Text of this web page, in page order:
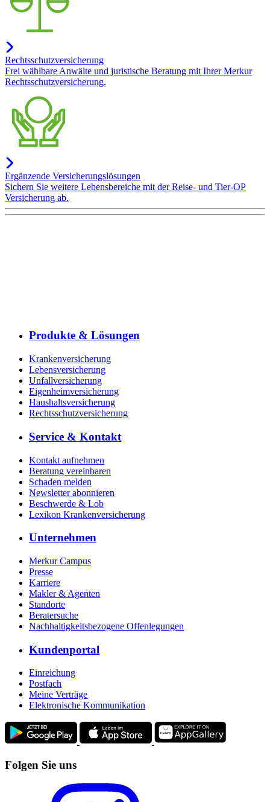
Rechtsschutzversicherung
Frei wählbare Anwälte und juristische Beratung mit Ihrer Merkur
Rechtsschutzversicherung.
Ergänzende Versicherungslösungen
Sichern Sie weitere Lebensbereiche mit der Reise- und Tier-OP
Versicherung ab.
Produkte & Lösungen
Krankenversicherung
Lebensversicherung
Unfallversicherung
Eigenheimversicherung
Haushaltsversicherung
Rechtsschutzversicherung
Service & Kontakt
Kontakt aufnehmen
Beratung vereinbaren
Schaden melden
Newsletter abonnieren
Beschwerde & Lob
Lexikon Krankenversicherung
Unternehmen
Merkur Campus
Presse
Karriere
Makler & Agenten
Standorte
Beratersuche
Nachhaltigkeitsbezogene Offenlegungen
Kundenportal
Einreichung
Postfach
Meine Verträge
Elektronische Kommunikation
Folgen Sie uns